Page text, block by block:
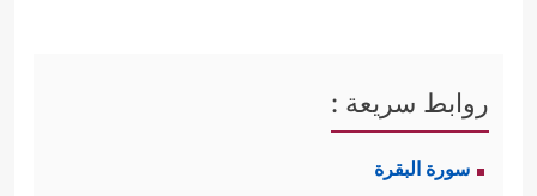
روابط سريعة :
سورة البقرة